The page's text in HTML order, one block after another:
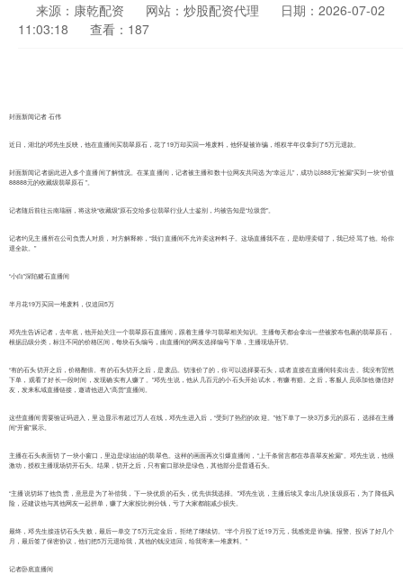
来源：康乾配资 网站：炒股配资代理
日期：2026-07-02
11:03:18
查看：187
封面新闻记者 石伟
近日，湖北的邓先生反映，他在直播间买翡翠原石，花了19万却买回一堆废料，他怀疑被诈骗，维权半年仅拿到了5万元退款。
封面新闻记者据此进入多个直播间了解情况。在某直播间，记者被主播和数十位网友共同选为“幸运儿”，成功以888元“捡漏”买到一块“价值
88888元的收藏级翡翠原石 ”。
记者随后前往云南瑞丽，将这块“收藏级”原石交给多位翡翠行业人士鉴别，均被告知是“垃圾货”。
记者约见主播所在公司负责人对质，对方解释称，“我们直播间不允许卖这种料子。这场直播我不在，是助理卖错了，我已经骂了他。给你
退全款。”
“小白”深陷赌石直播间
半月花19万买回一堆废料，仅追回5万
邓先生告诉记者，去年底，他开始关注一个翡翠原石直播间，跟着主播学习翡翠相关知识。主播每天都会拿出一些被胶布包裹的翡翠原石，
根据品级分类，标注不同的价格区间，每块石头编号，由直播间的网友选择编号下单，主播现场开切。
“有的石头切开之后，价格翻倍。有的石头切开之后，是废品。切涨价了的，你可以选择要石头，或者直接在直播间转卖出去。我没有贸然
下单，观看了好长一段时间，发现确实有人赚了。”邓先生说，他从几百元的小石头开始试水，有赚有赔。之后，客服人员添加他微信好
友，发来私域直播链接，邀请他进入“高货”直播间。
这些直播间需要验证码进入，里边显示有超过万人在线，邓先生进入后，“受到了热烈的欢迎。”他下单了一块3万多元的原石，选择在主播
间“开窗”展示。
主播在石头表面切了一块小窗口，里边是绿油油的翡翠色。这样的画面再次引爆直播间，“上千条留言都在恭喜翠友捡漏”。邓先生说，他很
激动，授权主播现场切开石头。结果，切开之后，只有窗口那块是绿色，其他部分是普通石头。
“主播说切坏了他负责，意思是为了补偿我，下一块优质的石头，优先供我选择。”邓先生说，主播后续又拿出几块顶级原石，为了降低风
险，还建议他与其他网友一起拼单，赚了大家按比例分钱，亏了大家都能减少损失。
最终，邓先生接连切石头失败，最后一单交了5万元定金后，拒绝了继续切。“半个月投了近19万元，我感觉是诈骗。报警、投诉了好几个
月，最后签了保密协议，他们把5万元退给我，其他的钱没追回，给我寄来一堆废料。”
记者卧底直播间